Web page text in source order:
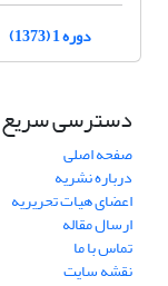
دوره 1 (1373)
دسترسی سریع
صفحه اصلی
درباره نشریه
اعضای هیات تحریریه
ارسال مقاله
تماس با ما
نقشه سایت